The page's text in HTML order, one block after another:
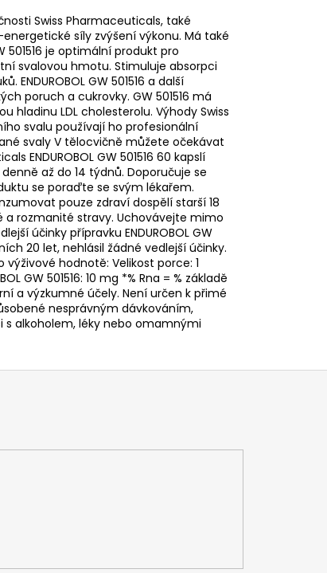
Swiss Pharmaceuticals, také
síly zvýšení výkonu. Má také
je optimální produkt pro
svalovou hmotu. Stimuluje absorpci
GW 501516 a další
poruch a cukrovky. GW 501516 má
hladinu LDL cholesterolu. Výhody Swiss
svalu používají ho profesionální
svaly V tělocvičně můžete očekávat
ENDUROBOL GW 501516 60 kapslí
denně až do 14 týdnů. Doporučuje se
se poraďte se svým lékařem.
pouze zdraví dospělí starší 18
a rozmanité stravy. Uchovávejte mimo
účinky přípravku ENDUROBOL GW
20 let, nehlásil žádné vedlejší účinky.
výživové hodnotě: Velikost porce: 1
GW 501516: 10 mg *% Rna = % základě
a výzkumné účely. Není určen k přimé
nesprávným dávkováním,
alkoholem, léky nebo omamnými